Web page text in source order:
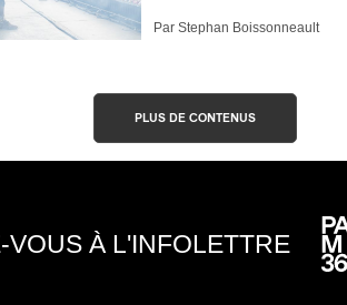
Par Stephan Boissonneault
PLUS DE CONTENUS
VOUS À L'INFOLETTRE